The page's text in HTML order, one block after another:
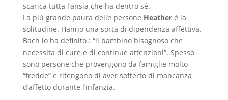
scarica tutta l’ansia che ha dentro sé.
La più grande paura delle persone Heatherè la
solitudine. Hanno una sorta di dipendenza affettiva.
Bach lo ha definito : “il bambino bisognoso che
necessita di cure e di continue attenzioni”. Spesso
sono persone che provengono da famiglie molto
“fredde” e ritengono di aver sofferto di mancanza
d’affetto durante l’infanzia.